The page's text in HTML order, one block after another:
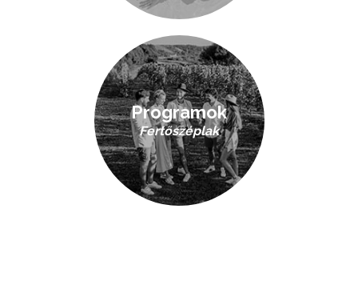
Programok
Fertőszéplak